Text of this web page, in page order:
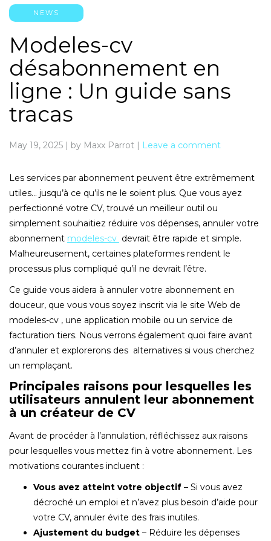
NEWS
Modeles-cv
désabonnement en
ligne : Un guide sans
tracas
May 19, 2025 | by Maxx Parrot | Leave a comment
Les services par abonnement peuvent être extrêmement
utiles… jusqu’à ce qu’ils ne le soient plus. Que vous ayez
perfectionné votre CV, trouvé un meilleur outil ou
simplement souhaitiez réduire vos dépenses, annuler votre
abonnement modeles-cv devrait être rapide et simple.
Malheureusement, certaines plateformes rendent le
processus plus compliqué qu’il ne devrait l’être.
Ce guide vous aidera à annuler votre abonnement en
douceur, que vous vous soyez inscrit via le site Web de
modeles-cv , une application mobile ou un service de
facturation tiers. Nous verrons également quoi faire avant
d’annuler et explorerons des alternatives si vous cherchez
un remplaçant.
Principales raisons pour lesquelles les
utilisateurs annulent leur abonnement
à un créateur de CV
Avant de procéder à l’annulation, réfléchissez aux raisons
pour lesquelles vous mettez fin à votre abonnement. Les
motivations courantes incluent :
Vous avez atteint votre objectif – Si vous avez
décroché un emploi et n’avez plus besoin d’aide pour
votre CV, annuler évite des frais inutiles.
Ajustement du budget – Réduire les dépenses